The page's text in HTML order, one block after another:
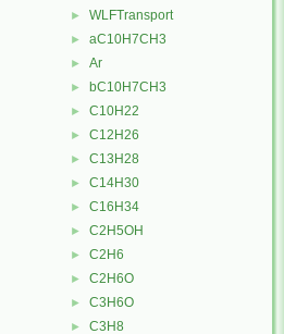
► WLFTransport
► aC10H7CH3
► Ar
► bC10H7CH3
► C10H22
► C12H26
► C13H28
► C14H30
► C16H34
► C2H5OH
► C2H6
► C2H6O
► C3H6O
► C3H8